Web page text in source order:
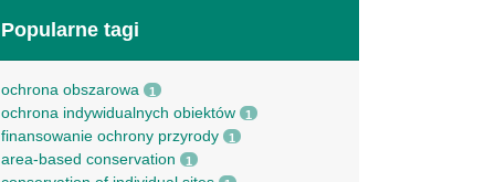
Popularne tagi
ochrona obszarowa 1
ochrona indywidualnych obiektów 1
finansowanie ochrony przyrody 1
area-based conservation 1